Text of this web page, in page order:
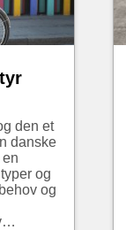
den et
danske
og
og